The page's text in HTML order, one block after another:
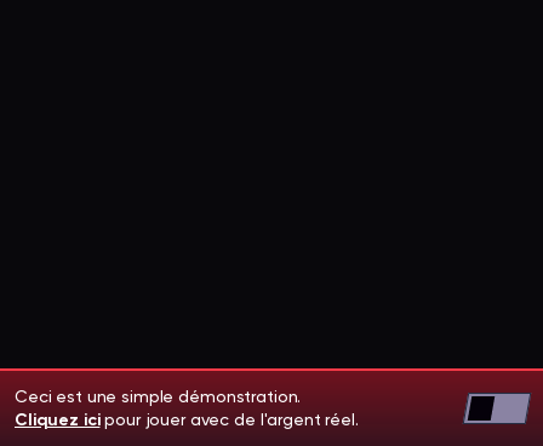
Ceci est une simple démonstration.
Cliquez icipour jouer avec de l'argent réel.